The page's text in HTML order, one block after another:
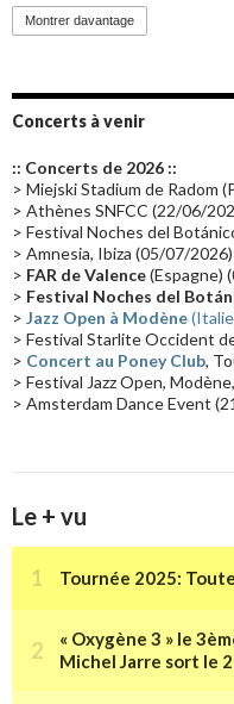
Promo 2019(23)
Groupe de Recherche Musicale
Passages radio Vidéo
Les concerts en Chine(16)
Synthé Roland(15) Belgique
(14)
Tournée 2025(14) 2024(14)
Montrer davantage
Concerts à venir
:: Concerts de 2026 ::
> Miejski Stadium de Radom
> Athènes SNFCC (22/06/
> Festival Noches del
> Amnesia, Ibiza (05/07/2026)
> FAR de Valence(Espagne)
> Festival Noches del
> Jazz Open à Modène
> Festival Starlite Occident
> Concert au Poney Club,
> Festival Jazz Open,
> Amsterdam Dance Event
Le + vu